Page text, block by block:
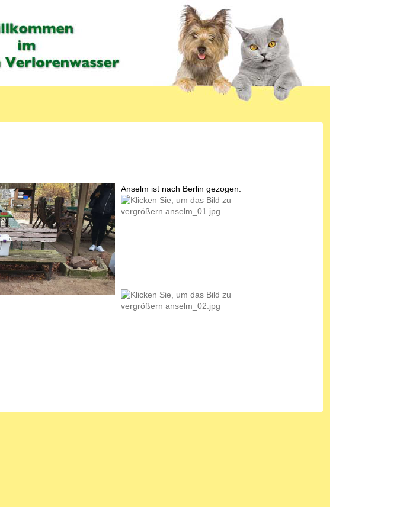
Anselm ist nach Berlin gezogen.